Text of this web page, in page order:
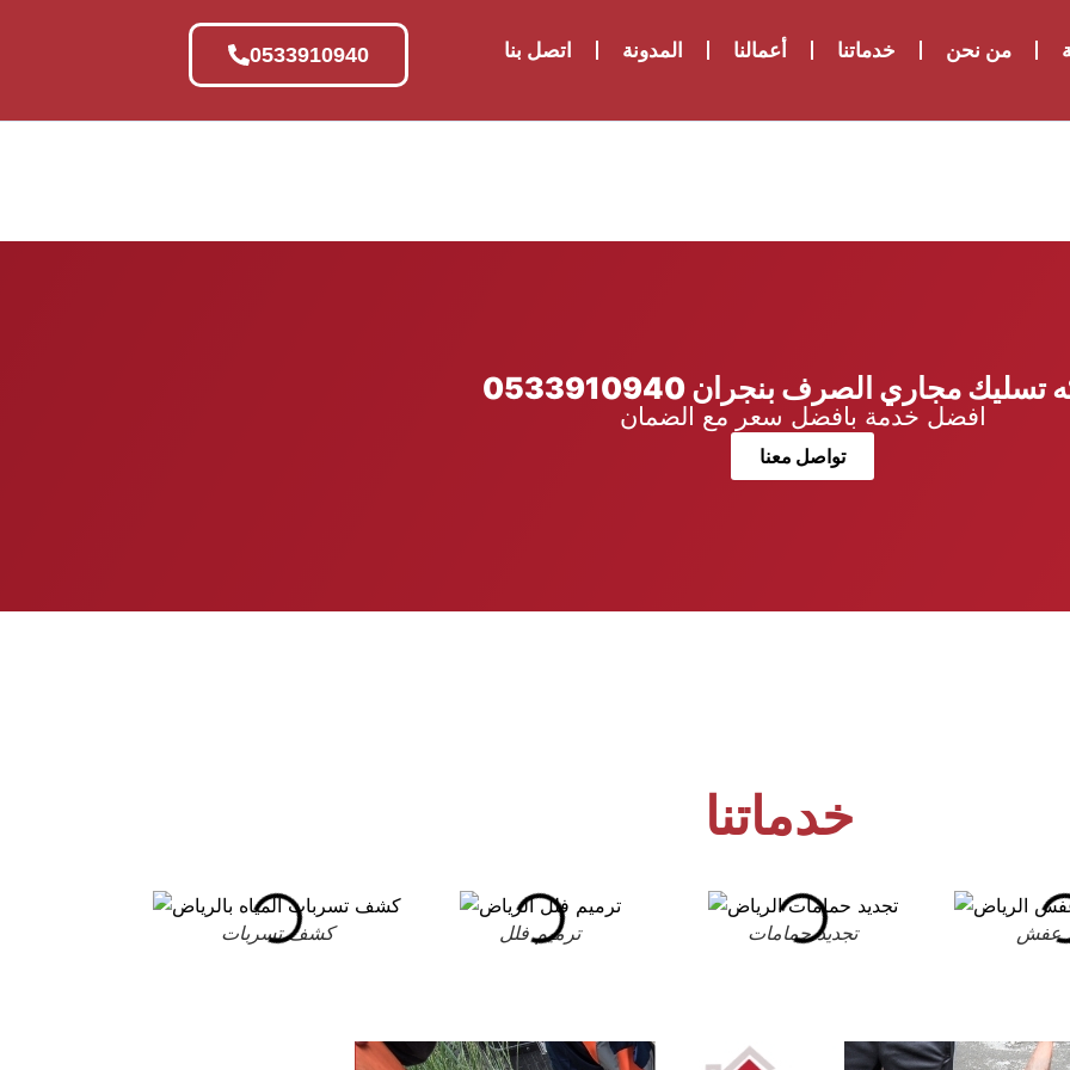
من نحن خدماتنا أعمالنا المدونة اتصل بنا 0533910940
مجاري الصرف بنجران 0533910940
افضل خدمة بافضل سعر مع الضمان
تواصل معنا
خدماتنا
كشف تسربات ترميم فلل تجديد حمامات عفش